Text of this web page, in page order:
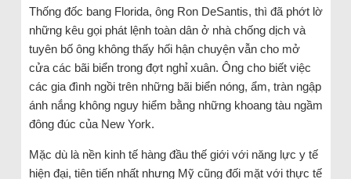
Thống đốc bang Florida, ông Ron DeSantis, thì đã phớt lờ
những kêu gọi phát lệnh toàn dân ở nhà chống dịch và
tuyên bố ông không thấy hối hận chuyện vẫn cho mở
cửa các bãi biển trong đợt nghỉ xuân. Ông cho biết việc
các gia đình ngồi trên những bãi biển nóng, ẩm, tràn ngập
ánh nắng không nguy hiểm bằng những khoang tàu ngầm
đông đúc của New York.
Mặc dù là nền kinh tế hàng đầu thế giới với năng lực y tế
hiện đại, tiên tiến nhất nhưng Mỹ cũng đối mặt với thực tế